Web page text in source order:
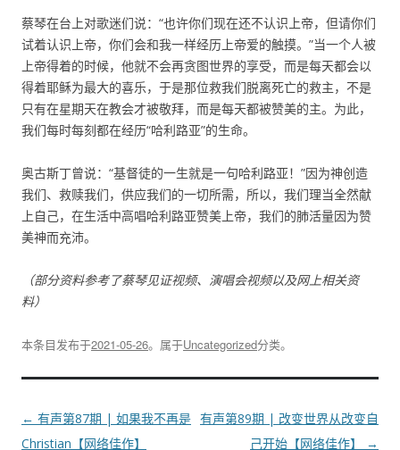
蔡琴在台上对歌迷们说：“也许你们现在还不认识上帝，但请你们
试着认识上帝，你们会和我一样经历上帝爱的触摸。”当一个人被
上帝得着的时候，他就不会再贪图世界的享受，而是每天都会以
得着耶稣为最大的喜乐，于是那位救我们脱离死亡的救主，不是
只有在星期天在教会才被敬拜，而是每天都被赞美的主。为此，
我们每时每刻都在经历“哈利路亚”的生命。
奥古斯丁曾说：“基督徒的一生就是一句哈利路亚！”因为神创造
我们、救赎我们，供应我们的一切所需，所以，我们理当全然献
上自己，在生活中高唱哈利路亚赞美上帝，我们的肺活量因为赞
美神而充沛。
（部分资料参考了蔡琴见证视频、演唱会视频以及网上相关资
料）
本条目发布于2021-05-26。属于Uncategorized分类。
文
章
← 有声第87期 | 如果我不再是
Christian【网络佳作】
有声第89期 | 改变世界从改变自
己开始【网络佳作】
→